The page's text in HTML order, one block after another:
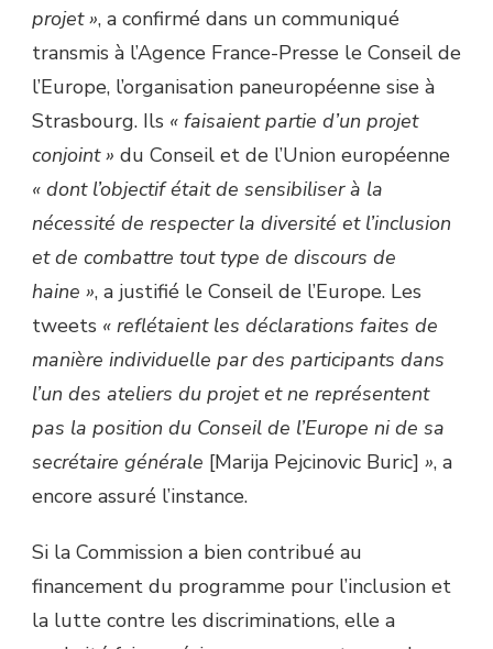
projet », a confirmé dans un communiqué
transmis à l’Agence France-Presse le Conseil de
l’Europe, l’organisation paneuropéenne sise à
Strasbourg. Ils « faisaient partie d’un projet
conjoint » du Conseil et de l’Union européenne
« dont l’objectif était de sensibiliser à la
nécessité de respecter la diversité et l’inclusion
et de combattre tout type de discours de
haine », a justifié le Conseil de l’Europe. Les
tweets « reflétaient les déclarations faites de
manière individuelle par des participants dans
l’un des ateliers du projet et ne représentent
pas la position du Conseil de l’Europe ni de sa
secrétaire générale [Marija Pejcinovic Buric] », a
encore assuré l’instance.
Si la Commission a bien contribué au
financement du programme pour l’inclusion et
la lutte contre les discriminations, elle a